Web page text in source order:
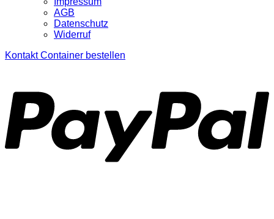
AGB
Datenschutz
Widerruf
Kontakt Container bestellen